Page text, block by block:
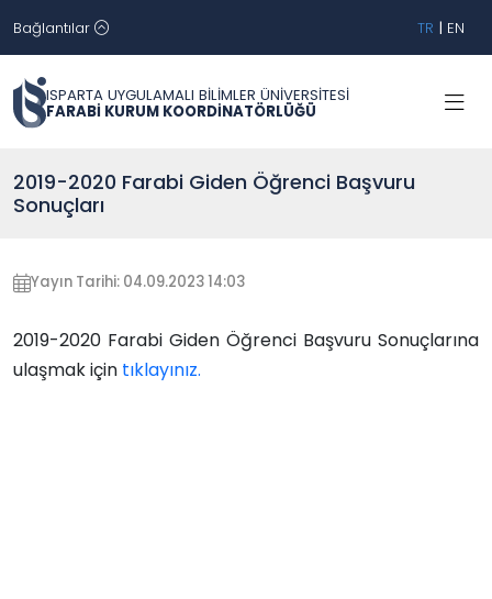
Bağlantılar TR | EN
ISPARTA UYGULAMALI BİLİMLER ÜNİVERSİTESİ
FARABİ KURUM KOORDİNATÖRLÜĞÜ
2019-2020 Farabi Giden Öğrenci Başvuru
Sonuçları
Yayın Tarihi: 04.09.2023 14:03
2019-2020 Farabi Giden Öğrenci Başvuru Sonuçlarına
ulaşmak için tıklayınız.